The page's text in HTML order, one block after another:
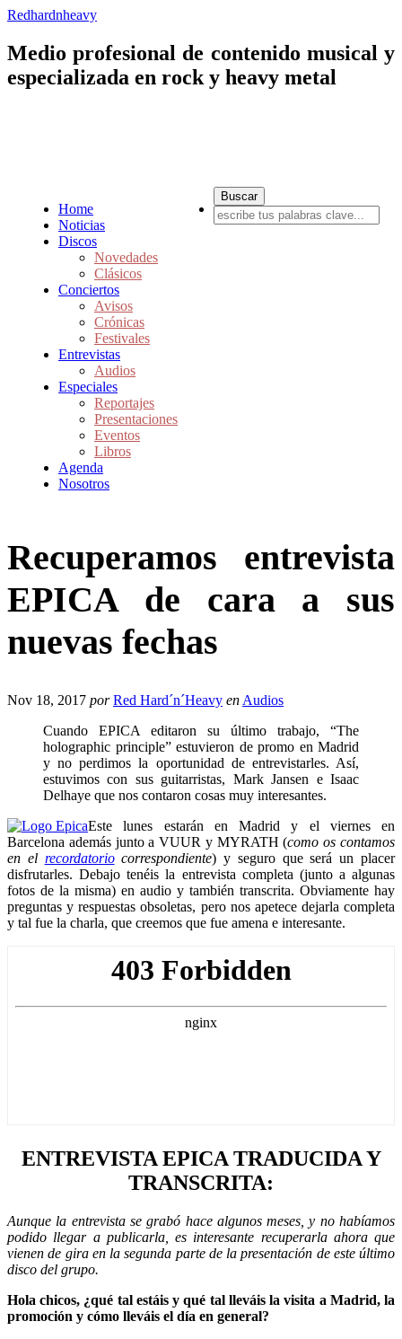
Redhardnheavy
Medio profesional de contenido musical y
especializada en rock y heavy metal
Home
Noticias
Discos
Novedades
Clásicos
Conciertos
Avisos
Crónicas
Festivales
Entrevistas
Audios
Especiales
Reportajes
Presentaciones
Eventos
Libros
Agenda
Nosotros
Recuperamos entrevista
EPICA de cara a sus
nuevas fechas
Nov 18, 2017 por Red Hard´n´Heavy en Audios
Cuando EPICA editaron su último trabajo, “The
holographic principle” estuvieron de promo en Madrid
y no perdimos la oportunidad de entrevistarles. Así,
estuvimos con sus guitarristas, Mark Jansen e Isaac
Delhaye que nos contaron cosas muy interesantes.
Este lunes estarán en Madrid y el viernes en
Barcelona además junto a VUUR y MYRATH (como os contamos
en el recordatoriocorrespondiente) y seguro que será un placer
disfrutarles. Debajo tenéis la entrevista completa (junto a algunas
fotos de la misma) en audio y también transcrita. Obviamente hay
preguntas y respuestas obsoletas, pero nos apetece dejarla completa
y tal fue la charla, que creemos que fue amena e interesante.
ENTREVISTA EPICA TRADUCIDA Y
TRANSCRITA:
Aunque la entrevista se grabó hace algunos meses, y no habíamos
podido llegar a publicarla, es interesante recuperarla ahora que
vienen de gira en la segunda parte de la presentación de este último
disco del grupo.
Hola chicos, ¿qué tal estáis y qué tal lleváis la visita a Madrid, la
promoción y cómo lleváis el día en general?